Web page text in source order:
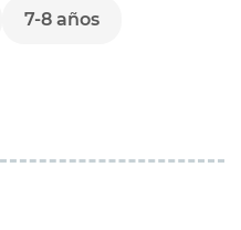
7-8 años